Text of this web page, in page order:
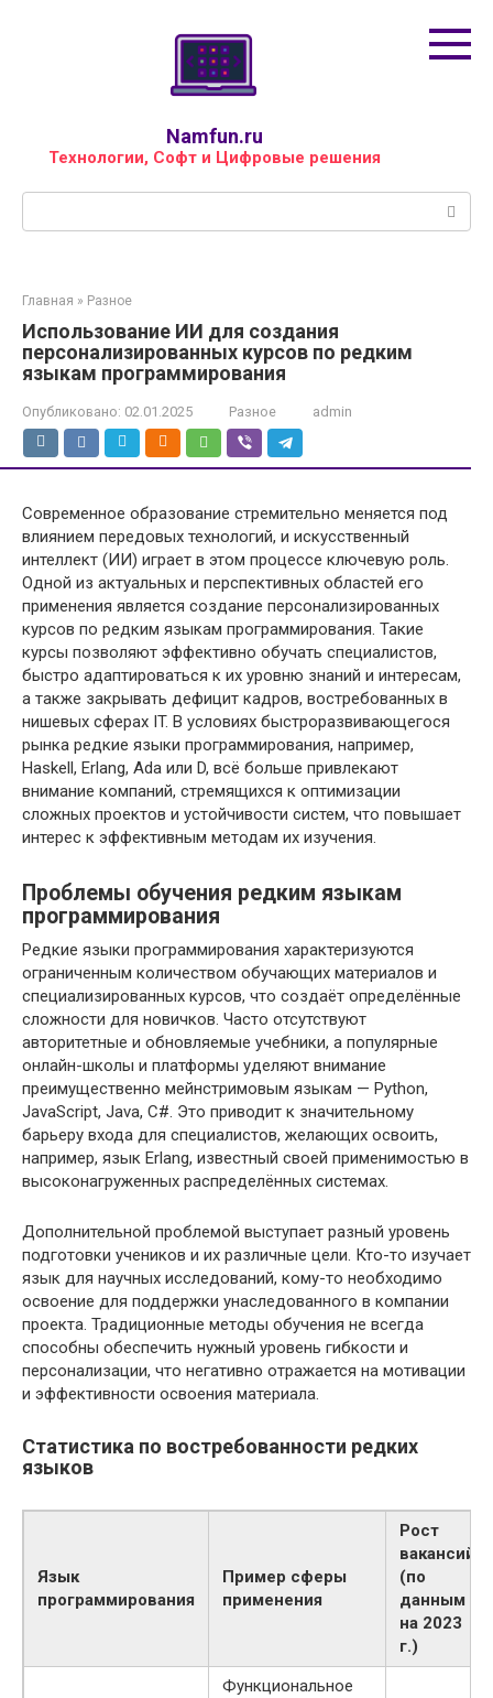
Namfun.ru
Технологии, Софт и Цифровые решения
Главная » Разное
Использование ИИ для создания
персонализированных курсов по редким
языкам программирования
Опубликовано: 02.01.2025 Разное admin
Современное образование стремительно меняется под
влиянием передовых технологий, и искусственный
интеллект (ИИ) играет в этом процессе ключевую роль.
Одной из актуальных и перспективных областей его
применения является создание персонализированных
курсов по редким языкам программирования. Такие
курсы позволяют эффективно обучать специалистов,
быстро адаптироваться к их уровню знаний и интересам,
а также закрывать дефицит кадров, востребованных в
нишевых сферах IT. В условиях быстроразвивающегося
рынка редкие языки программирования, например,
Haskell, Erlang, Ada или D, всё больше привлекают
внимание компаний, стремящихся к оптимизации
сложных проектов и устойчивости систем, что повышает
интерес к эффективным методам их изучения.
Проблемы обучения редким языкам
программирования
Редкие языки программирования характеризуются
ограниченным количеством обучающих материалов и
специализированных курсов, что создаёт определённые
сложности для новичков. Часто отсутствуют
авторитетные и обновляемые учебники, а популярные
онлайн-школы и платформы уделяют внимание
преимущественно мейнстримовым языкам — Python,
JavaScript, Java, C#. Это приводит к значительному
барьеру входа для специалистов, желающих освоить,
например, язык Erlang, известный своей применимостью в
высоконагруженных распределённых системах.
Дополнительной проблемой выступает разный уровень
подготовки учеников и их различные цели. Кто-то изучает
язык для научных исследований, кому-то необходимо
освоение для поддержки унаследованного в компании
проекта. Традиционные методы обучения не всегда
способны обеспечить нужный уровень гибкости и
персонализации, что негативно отражается на мотивации
и эффективности освоения материала.
Статистика по востребованности редких
языков
Язык
программирования
Пример сферы
применения
Рост
вакансий
(по
данным
на 2023
г.)
Функциональное